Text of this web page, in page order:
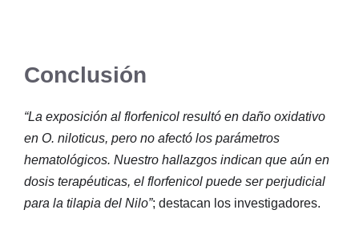
Conclusión
“La exposición al florfenicol resultó en daño oxidativo
en O. niloticus, pero no afectó los parámetros
hematológicos. Nuestro hallazgos indican que aún en
dosis terapéuticas, el florfenicol puede ser perjudicial
para la tilapia del Nilo”; destacan los investigadores.